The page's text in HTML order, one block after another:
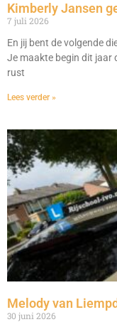
Kimberly Jansen
7 juli 2026
En jij bent de volgende
Je maakte begin dit jaar
rust
Lees verder »
Melody van
30 juni 2026